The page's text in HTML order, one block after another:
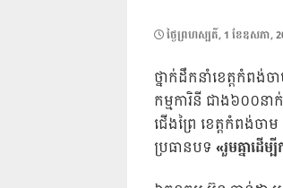
POSTED
ថ្ងៃ​ព្រហស្បតិ៍, 1 ខែ​ឧសភា,
ថ្នាក់ដឹកនាំខេត្តកំព
កម្មការិនី ជាង៦០០ន
ជើងព្រៃ ខេត្តកំពង់ច
ប្រធានបទ «រួមគ្នាដើ